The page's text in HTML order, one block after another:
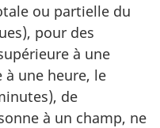
ou partielle du
pour des
à une
une heure, le
de
à un champ, ne